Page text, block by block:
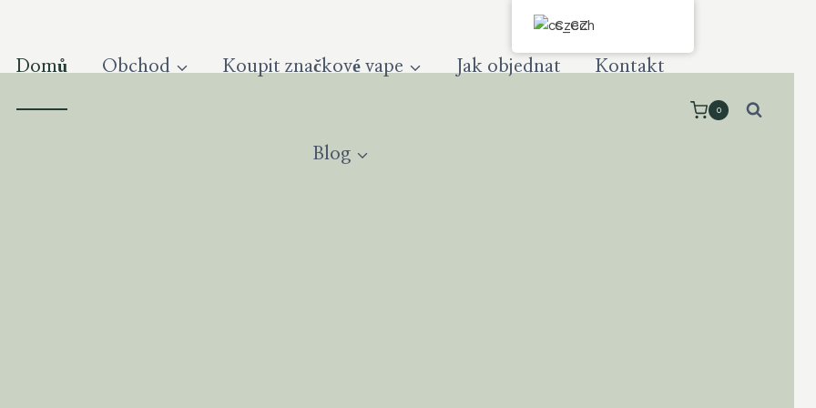
Domů Obchod Koupit značkové vape Jak objednat Kontakt
Blog
0
Czech